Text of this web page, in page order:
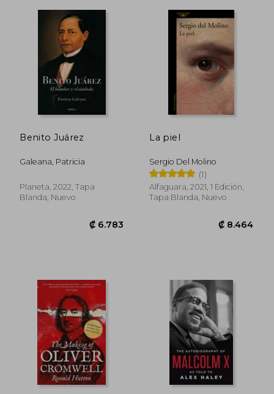
Benito Juárez
Galeana, Patricia
Planeta, 2022, Tapa
Blanda, Nuevo
La piel
Sergio Del Molino
(1)
Alfaguara, 2021, 1 Edición,
Tapa Blanda, Nuevo